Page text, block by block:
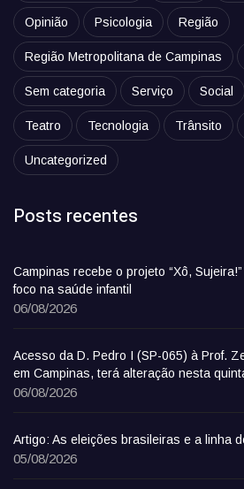
Opinião Psicologia Região
Região Metropolitana de Campinas
Sem categoria Serviço Social
Teatro Tecnologia Trânsito
Uncategorized
Posts recentes
Campinas recebe o projeto “Xô,
foco na saúde infantil
06/08/2026
Acesso da D. Pedro I (SP-065) à Prof.
em Campinas, terá alteração nesta
06/08/2026
Artigo: As eleições brasileiras e a linha
05/08/2026